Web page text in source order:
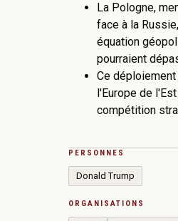
La Pologne,
face à la
équation
pourraient
Ce
l'Europe de
compétition
PERSONNES
Donald Trump
ORGANISATIONS